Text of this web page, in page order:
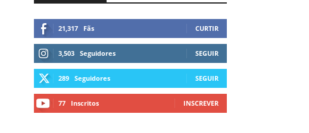
21,317 Fãs CURTIR
3,503 Seguidores SEGUIR
289 Seguidores SEGUIR
77 Inscritos INSCREVER